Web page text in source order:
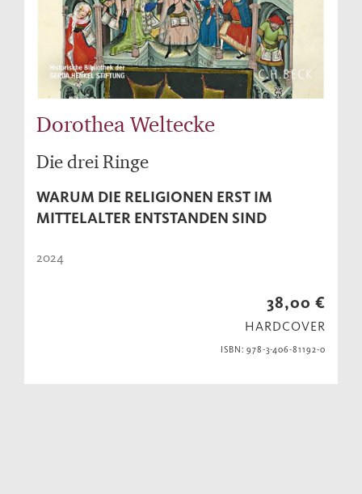
Dorothea Weltecke
Die drei Ringe
WARUM DIE RELIGIONEN ERST IM
MITTELALTER ENTSTANDEN SIND
2024
38,00 €
HARDCOVER
ISBN: 978-3-406-81192-0